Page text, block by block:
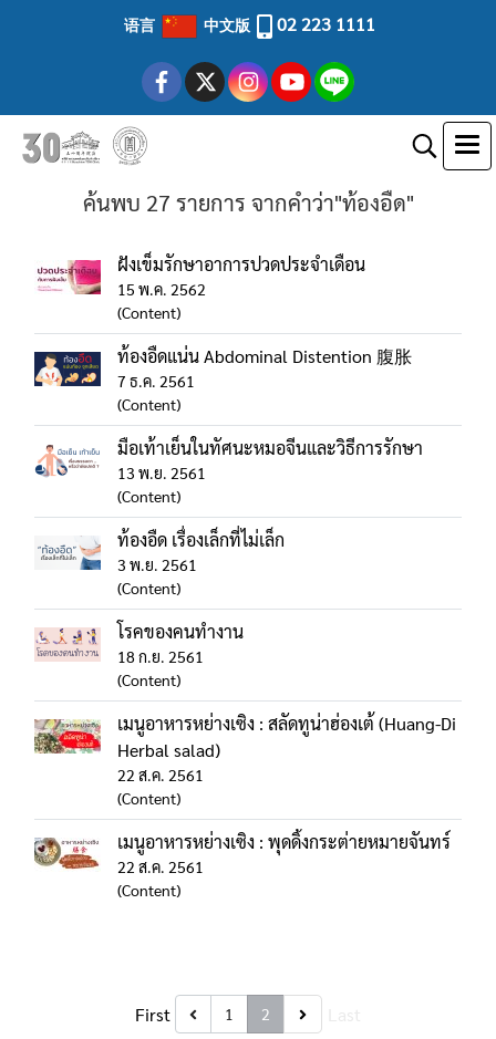
语言 中文版 02 223 1111
ค้นพบ 27 รายการ จากคำว่า"ท้องอืด"
ฝังเข็มรักษาอาการปวดประจำเดือน
15 พ.ค. 2562
(Content)
ท้องอืดแน่น Abdominal Distention 腹胀
7 ธ.ค. 2561
(Content)
มือเท้าเย็นในทัศนะหมอจีนและวิธีการรักษา
13 พ.ย. 2561
(Content)
ท้องอืด เรื่องเล็กที่ไม่เล็ก
3 พ.ย. 2561
(Content)
โรคของคนทำงาน
18 ก.ย. 2561
(Content)
เมนูอาหารหย่างเซิง : สลัดทูน่าฮ่องเต้ (Huang-Di
Herbal salad)
22 ส.ค. 2561
(Content)
เมนูอาหารหย่างเซิง : พุดดิ้งกระต่ายหมายจันทร์
22 ส.ค. 2561
(Content)
First 1 2